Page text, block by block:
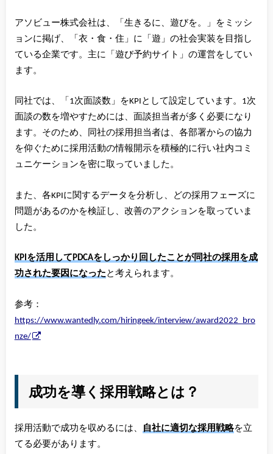
アソビュー株式会社は、「生きるに、遊びを。」をミッシ
ョンに掲げ、「衣・食・住」に「遊」の社会実装を目指し
ている企業です。主に「遊び予約サイト」の運営をしてい
ます。
同社では、「1次面談数」をKPIとして設定しています。1次
面談の数を増やすためには、面談担当者が多く必要になり
ます。そのため、同社の採用担当者は、各部署からの協力
を仰ぐために採用活動の情報開示を積極的に行い社内コミ
ュニケーションを密に取っていました。
また、各KPIに関するデータを分析し、どの採用フェーズに
問題があるのかを検証し、改善のアクションを取っていま
した。
KPIを活用してPDCAをしっかり回したことが同社の採用を成
功された要因になったと考えられます。
参考：
https://www.wantedly.com/hiringeek/interview/award2022_bro
nze/
成功を導く採用戦略とは？
採用活動で成功を収めるには、 自社に適切な採用戦略を立
てる必要があります。